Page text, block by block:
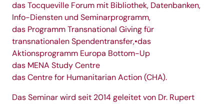
das Tocqueville Forum mit Bibliothek, Datenbanken,
Info-Diensten und Seminarprogramm,
das Programm Transnational Giving für
transnationalen Spendentransfer,•das
Aktionsprogramm Europa Bottom-Up
das MENA Study Centre
das Centre for Humanitarian Action (CHA).
Das Seminar wird seit 2014 geleitet von Dr. Rupert